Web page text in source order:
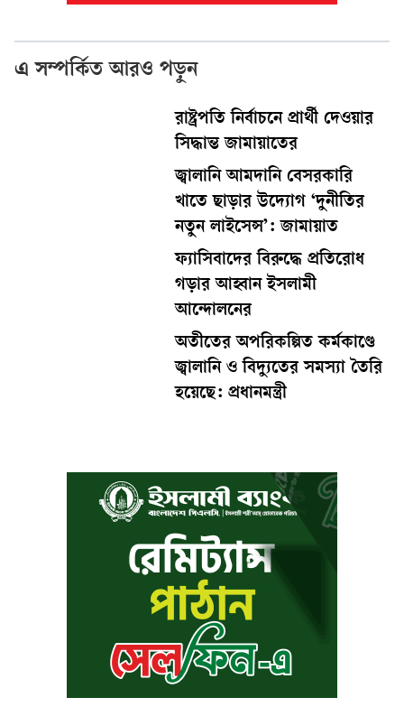
এ সম্পর্কিত আরও পড়ুন
রাষ্ট্রপতি নির্বাচনে প্রার্থী দেওয়ার
সিদ্ধান্ত জামায়াতের
জ্বালানি আমদানি বেসরকারি
খাতে ছাড়ার উদ্যোগ ‘দুনীতির
নতুন লাইসেন্স’: জামায়াত
ফ্যাসিবাদের বিরুদ্ধে প্রতিরোধ
গড়ার আহ্বান ইসলামী
আন্দোলনের
অতীতের অপরিকল্পিত কর্মকাণ্ডে
জ্বালানি ও বিদ্যুতের সমস্যা তৈরি
হয়েছে: প্রধানমন্ত্রী